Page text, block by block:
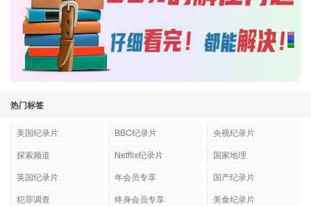
热门标签
美国纪录片 BBC纪录片
央视纪录片
探索频道
Netflix纪录片
国家地理
英国纪录片
年会员专享
国产纪录片
犯罪调查
终身会员专享
美食纪录片